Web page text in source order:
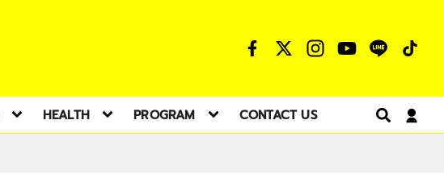
HEALTH PROGRAM CONTACT US